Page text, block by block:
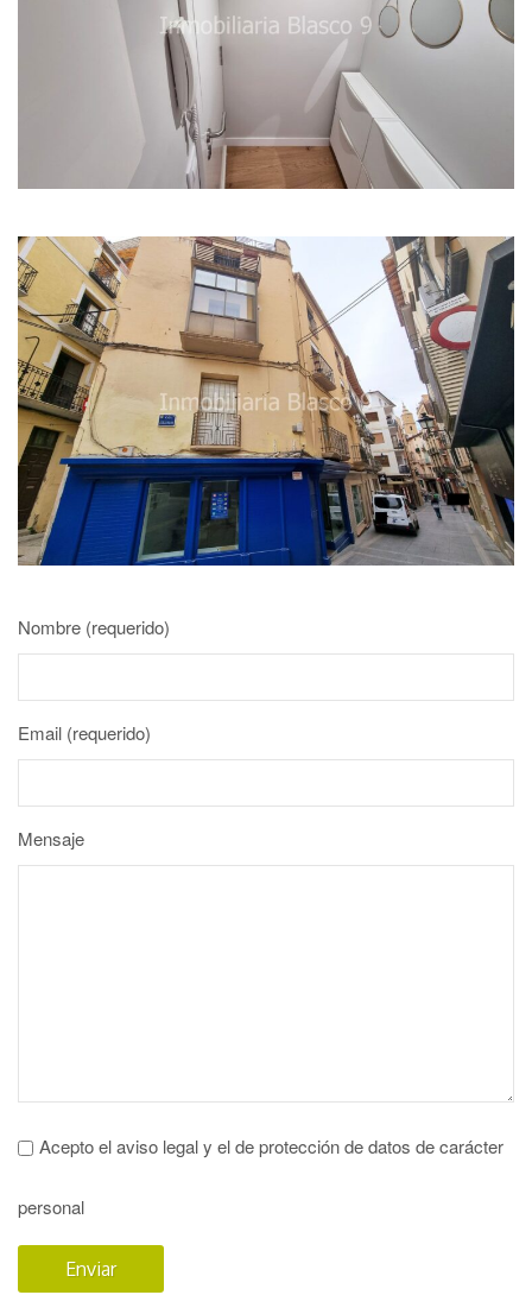
Nombre (requerido)
Email (requerido)
Mensaje
Acepto el aviso legal y el de protección de datos de carácter
personal